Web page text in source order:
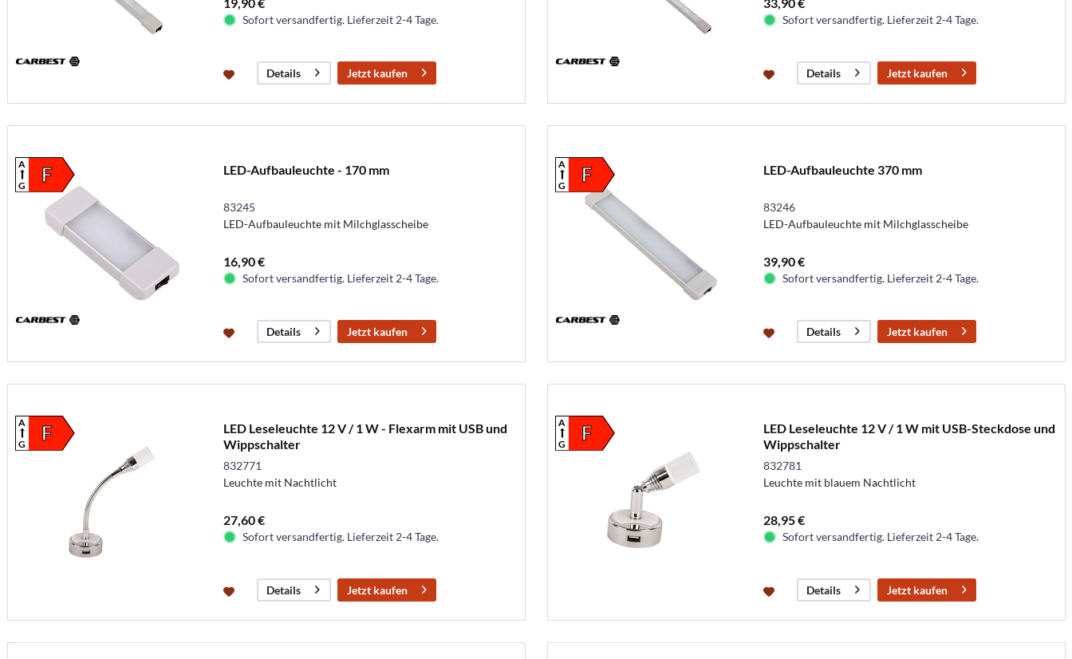
Sofort versandfertig. Lieferzeit 2-4 Tage.
Details Jetzt kaufen
Sofort versandfertig. Lieferzeit 2-4 Tage.
Details Jetzt kaufen
F
A
G
LED-Aufbauleuchte - 170 mm
83245
LED-Aufbauleuchte mit Milchglasscheibe
16,90 €
Sofort versandfertig. Lieferzeit 2-4 Tage.
Details Jetzt kaufen
F
A
G
LED-Aufbauleuchte 370 mm
83246
LED-Aufbauleuchte mit Milchglasscheibe
39,90 €
Sofort versandfertig. Lieferzeit 2-4 Tage.
Details Jetzt kaufen
F
A
G
LED Leseleuchte 12 V / 1 W - Flexarm mit USB und
Wippschalter
832771
Leuchte mit Nachtlicht
27,60 €
Sofort versandfertig. Lieferzeit 2-4 Tage.
Details Jetzt kaufen
F
A
G
LED Leseleuchte 12 V / 1 W mit USB-Steckdose und
Wippschalter
832781
Leuchte mit blauem Nachtlicht
28,95 €
Sofort versandfertig. Lieferzeit 2-4 Tage.
Details Jetzt kaufen